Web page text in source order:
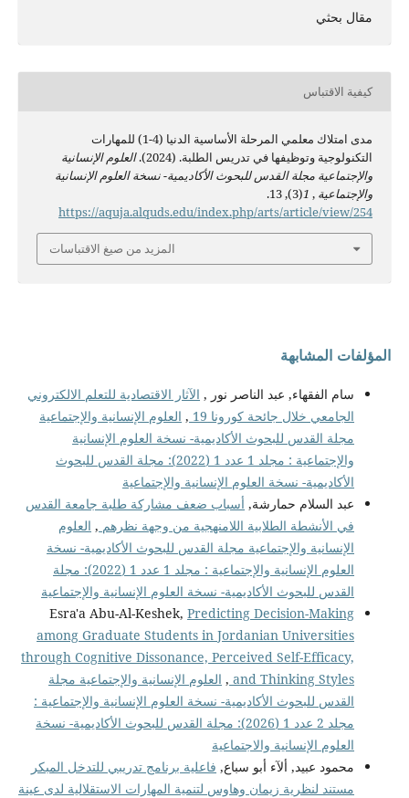
مقال بحثي
كيفية الاقتباس
مدى امتلاك معلمي المرحلة الأساسية الدنيا (4-1) للمهارات
التكنولوجية وتوظيفها في تدريس الطلبة. (2024).
العلوم الإنسانية
والإجتماعية مجلة القدس للبحوث الأكاديمية- نسخة العلوم الإنسانية
والإجتماعية ,
1
(3), 13.
https://aquja.alquds.edu/index.php/arts/article/view/254
المزيد من صيغ الاقتباسات
المؤلفات المشابهة
سام الفقهاء, عبد الناصر نور , الآثار الاقتصادية للتعلم الالكتروني
الجامعي خلال جائحة كورونا 19
, العلوم الإنسانية والإجتماعية
مجلة القدس للبحوث الأكاديمية- نسخة العلوم الإنسانية
والإجتماعية : مجلد 1 عدد 1 (2022): مجلة القدس للبحوث
الأكاديمية- نسخة العلوم الإنسانية والإجتماعية
عبد السلام حمارشة, أسباب ضعف مشاركة طلبة جامعة القدس
في الأنشطة الطلابية اللامنهجية من وجهة نظرهم , العلوم
الإنسانية والإجتماعية مجلة القدس للبحوث الأكاديمية- نسخة
العلوم الإنسانية والإجتماعية : مجلد 1 عدد 1 (2022): مجلة
القدس للبحوث الأكاديمية- نسخة العلوم الإنسانية والإجتماعية
Esra'a Abu-Al-Keshek,Predicting Decision-Making
among Graduate Students in Jordanian Universities
through Cognitive Dissonance, Perceived Self-Efficacy,
and Thinking Styles
, العلوم الإنسانية والإجتماعية مجلة
القدس للبحوث الأكاديمية- نسخة العلوم الإنسانية والإجتماعية :
مجلد 2 عدد 1 (2026): مجلة القدس للبحوث الأكاديمية- نسخة
العلوم الإنسانية والاجتماعية
محمود عبيد, ألآء أبو سباع, فاعلية برنامج تدريبي للتدخل المبكر
مستند لنظرية زيمان وهاوس لتنمية المهارات الاستقلالية لدى عينة